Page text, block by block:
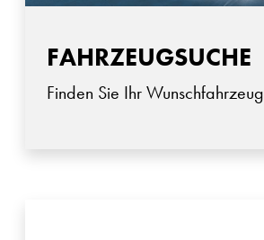
FAHRZEUGSUCHE
Finden Sie Ihr Wunschfahrzeug